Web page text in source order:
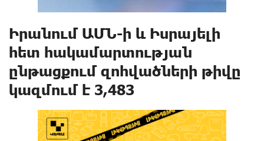
Իրանում ԱՄՆ-ի և Իսրայելի
հետ hակամարտnւթյան
ընթացքում զnhվածների թիվը
կազմում է 3,483